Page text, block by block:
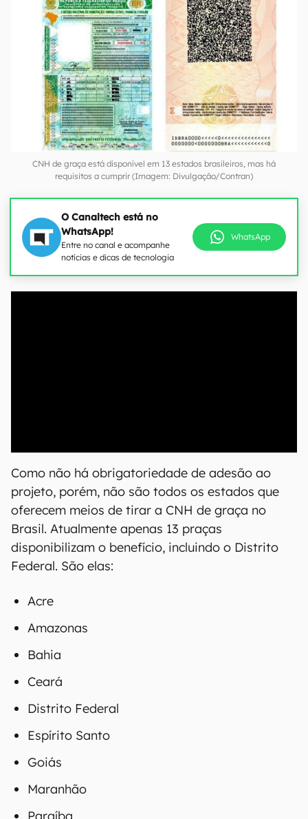
CNH de graça está disponível em 13 estados brasileiros, mas há
requisitos a cumprir (Imagem: Divulgação/Contran)
O Canaltech está no
WhatsApp!
Entre no canal e acompanhe
notícias e dicas de tecnologia
WhatsApp
Como não há obrigatoriedade de adesão ao
projeto, porém, não são todos os estados que
oferecem meios de tirar a CNH de graça no
Brasil. Atualmente apenas 13 praças
disponibilizam o benefício, incluindo o Distrito
Federal. São elas:
Acre
Amazonas
Bahia
Ceará
Distrito Federal
Espírito Santo
Goiás
Maranhão